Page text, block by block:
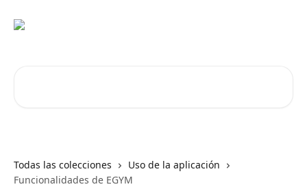
Todas las colecciones
Uso de la aplicación
Funcionalidades de EGYM